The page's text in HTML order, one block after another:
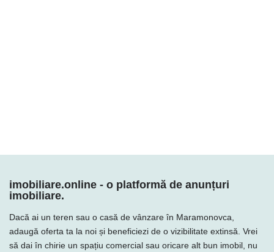
imobiliare.online - o platformă de anunțuri
imobiliare.
Dacă ai un teren sau o casă de vânzare în Maramonovca,
adaugă oferta ta la noi și beneficiezi de o vizibilitate extinsă. Vrei
să dai în chirie un spațiu comercial sau oricare alt bun imobil, nu